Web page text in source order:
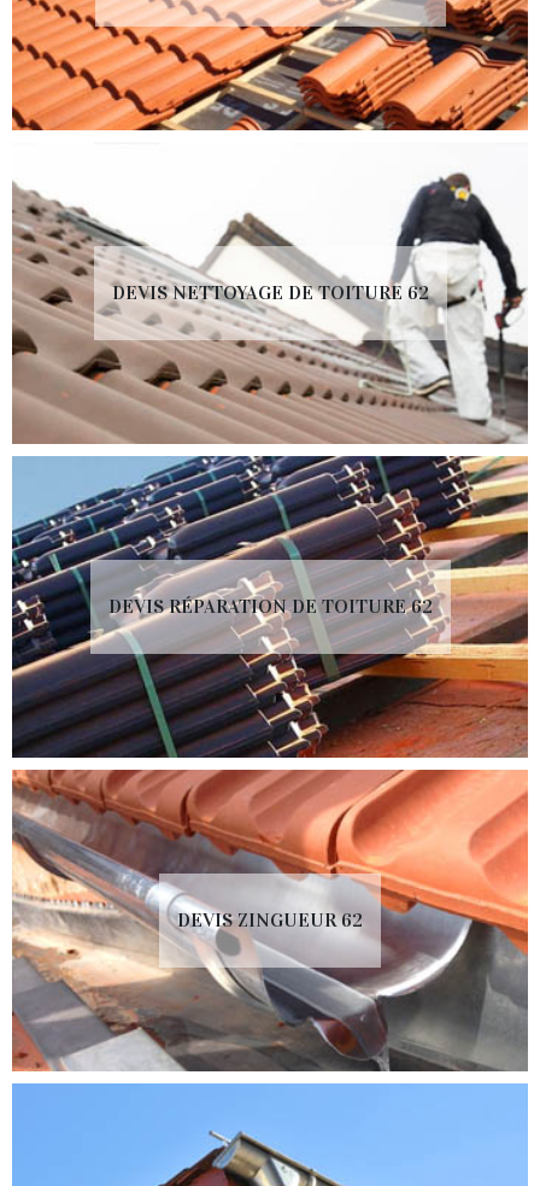
DEVIS NETTOYAGE DE TOITURE 62
DEVIS RÉPARATION DE TOITURE 62
DEVIS ZINGUEUR 62